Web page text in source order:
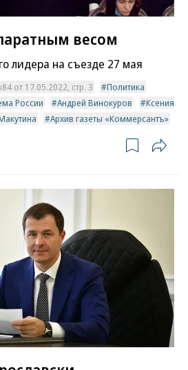
весом
лидера на съезде 27 мая
от 17.05.2022, стр. 3
Политика
России Андрей Винокуров
Ксения
Архив газеты «Коммерсантъ»